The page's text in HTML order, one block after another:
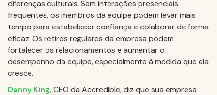
diferenças culturais. Sem interações presenciais
frequentes, os membros da equipe podem levar mais
tempo para estabelecer confiança e colaborar de forma
eficaz. Os retiros regulares da empresa podem
fortalecer os relacionamentos e aumentar o
desempenho da equipe, especialmente à medida que ela
cresce.
Danny King, CEO da Accredible, diz que sua empresa